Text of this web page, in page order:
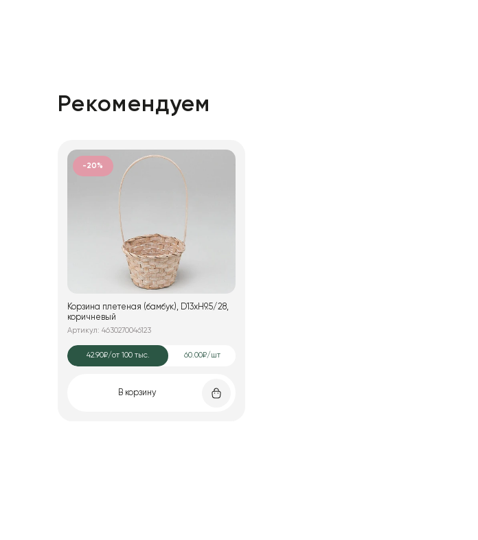
Рекомендуем
-20%
Корзина плетеная (бамбук), D13xH9.5/28,
коричневый
Артикул: 4630270046123
42.90₽/от 100 тыс. 60.00₽/шт
В корзину